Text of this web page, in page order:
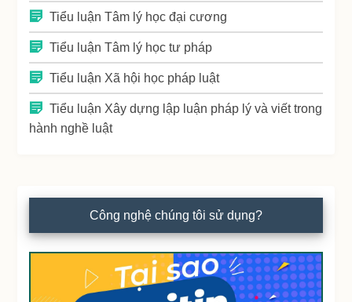
Tiểu luận Tâm lý học đại cương
Tiểu luận Tâm lý học tư pháp
Tiểu luận Xã hội học pháp luật
Tiểu luận Xây dựng lập luận pháp lý và viết trong
hành nghề luật
Công nghệ chúng tôi sử dụng?